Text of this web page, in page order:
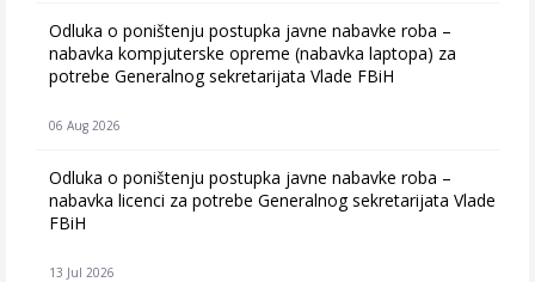
Odluka o poništenju postupka javne nabavke roba –
nabavka kompjuterske opreme (nabavka laptopa) za
potrebe Generalnog sekretarijata Vlade FBiH
06 Aug 2026
Odluka o poništenju postupka javne nabavke roba –
nabavka licenci za potrebe Generalnog sekretarijata Vlade
FBiH
13 Jul 2026